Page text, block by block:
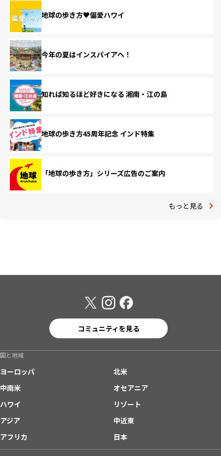
地球の歩き方♥偏愛ハワイ
今年の夏はインスパイアへ！
知れば知るほど好きになる 湘南・江の島
地球の歩き方45周年記念 インド特集
「地球の歩き方」シリーズ広告のご案内
もっと見る
コミュニティを見る
国と地域
ヨーロッパ
北米
中南米
オセアニア
ハワイ
リゾート
アジア
中近東
アフリカ
日本